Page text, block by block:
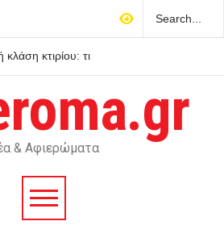
κλάση κτιρίου: τι
& Αφιερώματα